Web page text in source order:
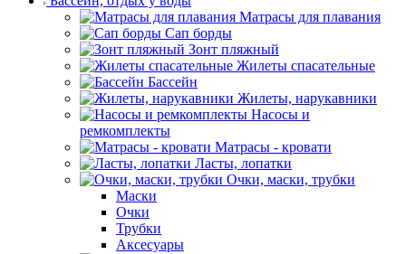
Матрасы для плавания
Сап борды
Зонт пляжный
Жилеты спасательные
Бассейн
Жилеты, нарукавники
Насосы и
ремкомплекты
Матрасы - кровати
Ласты, лопатки
Очки, маски, трубки
Маски
Очки
Трубки
Аксесуары